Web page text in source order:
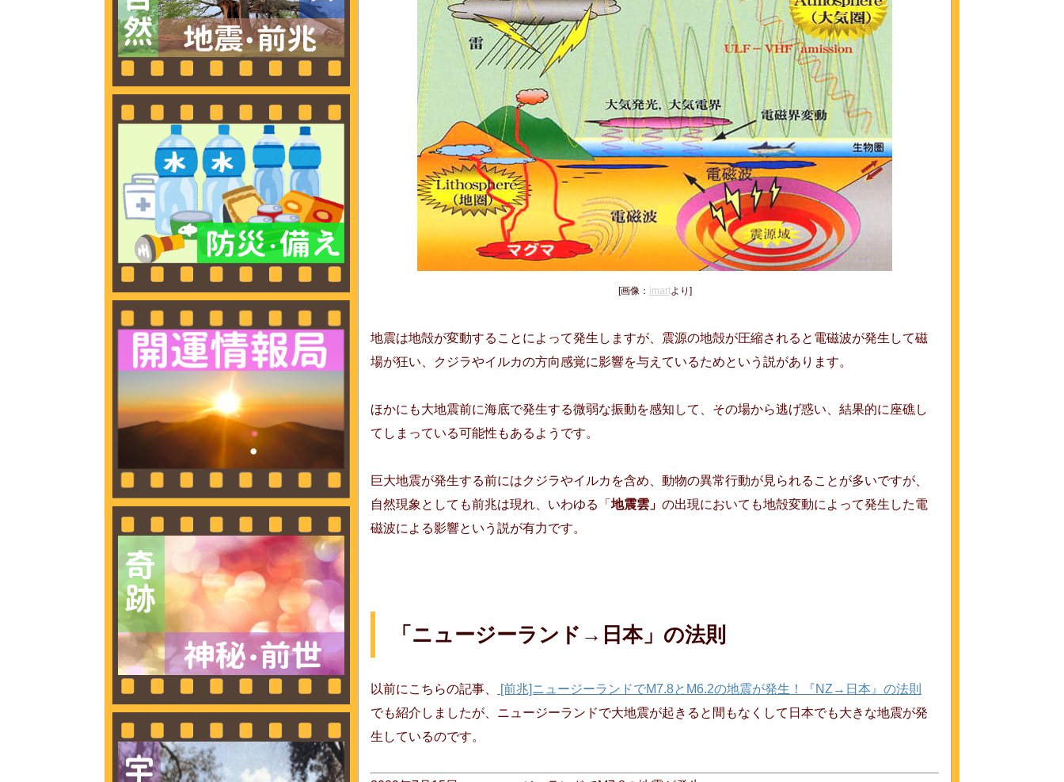
[画像： imartより]
地震は地殻が変動することによって発生しますが、震源の地殻が圧縮されると電磁波が発生して磁
場が狂い、クジラやイルカの方向感覚に影響を与えているためという説があります。
ほかにも大地震前に海底で発生する微弱な振動を感知して、その場から逃げ惑い、結果的に座礁し
てしまっている可能性もあるようです。
巨大地震が発生する前にはクジラやイルカを含め、動物の異常行動が見られることが多いですが、
自然現象としても前兆は現れ、いわゆる「 地震雲」 の出現においても地殻変動によって発生した電
磁波による影響という説が有力です。
「ニュージーランド→日本」の法則
以前にこちらの記事、
[前兆]ニュージーランドでM7.8とM6.2の地震が発生！『NZ→日本』の法則
でも紹介しましたが、ニュージーランドで大地震が起きると間もなくして日本でも大きな地震が発
生しているのです。